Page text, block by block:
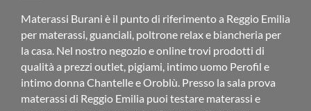
Materassi Burani è il punto di riferimento a Reggio Emilia
per materassi, guanciali, poltrone relax e biancheria per
la casa. Nel nostro negozio e online trovi prodotti di
qualità a prezzi outlet, pigiami, intimo uomo Perofil e
intimo donna Chantelle e Oroblù. Presso la sala prova
materassi di Reggio Emilia puoi testare materassi e